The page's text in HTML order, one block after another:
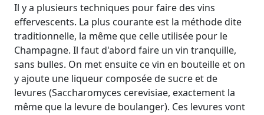
Il y a plusieurs techniques pour faire des vins
effervescents. La plus courante est la méthode dite
traditionnelle, la même que celle utilisée pour le
Champagne. Il faut d'abord faire un vin tranquille,
sans bulles. On met ensuite ce vin en bouteille et on
y ajoute une liqueur composée de sucre et de
levures (Saccharomyces cerevisiae, exactement la
même que la levure de boulanger). Ces levures vont